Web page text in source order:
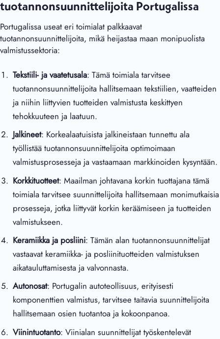
tuotannonsuunnittelijoita Portugalissa
Portugalissa useat eri toimialat palkkaavat
tuotannonsuunnittelijoita, mikä heijastaa maan monipuolista
valmistussektoria:
Tekstiili- ja vaatetusala: Tämä toimiala tarvitsee
tuotannonsuunnittelijoita hallitsemaan tekstiilien, vaatteiden
ja niihin liittyvien tuotteiden valmistusta keskittyen
tehokkuuteen ja laatuun.
Jalkineet: Korkealaatuisista jalkineistaan tunnettu ala
työllistää tuotannonsuunnittelijoita optimoimaan
valmistusprosesseja ja vastaamaan markkinoiden kysyntään.
Korkkituotteet: Maailman johtavana korkin tuottajana tämä
toimiala tarvitsee suunnittelijoita hallitsemaan monimutkaisia
prosesseja, jotka liittyvät korkin keräämiseen ja tuotteiden
valmistukseen.
Keramiikka ja posliini: Tämän alan tuotannonsuunnittelijat
vastaavat keramiikka- ja posliinituotteiden valmistuksen
aikatauluttamisesta ja valvonnasta.
Autonosat: Portugalin autoteollisuus, erityisesti
komponenttien valmistus, tarvitsee taitavia suunnittelijoita
hallitsemaan osien tuotantoa ja kokoonpanoa.
Viinintuotanto: Viinialan suunnittelijat työskentelevät